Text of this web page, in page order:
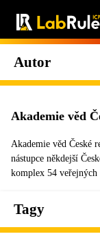
Autor
Akademie věd
Akademie věd České
nástupce někdejší
komplex 54
Tagy